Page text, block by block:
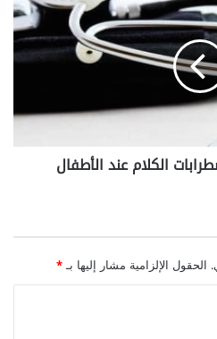
الكلام عند الأطفال
الحقول الإلزامية مشار إليها بـ*